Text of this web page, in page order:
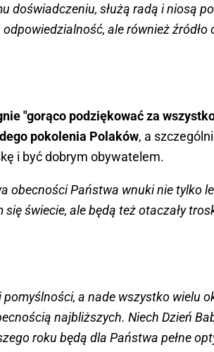
doświadczeniu, służą radą i niosą
ale również źródło
"gorąco podziękować za
pokolenia Polaków, a
i być dobrym obywatelem.
obecności Państwa wnuki nie tylko
świecie, ale będą też otaczały
a nade wszystko wielu
najbliższych. Niech Dzień
roku będą dla Państwa pełne